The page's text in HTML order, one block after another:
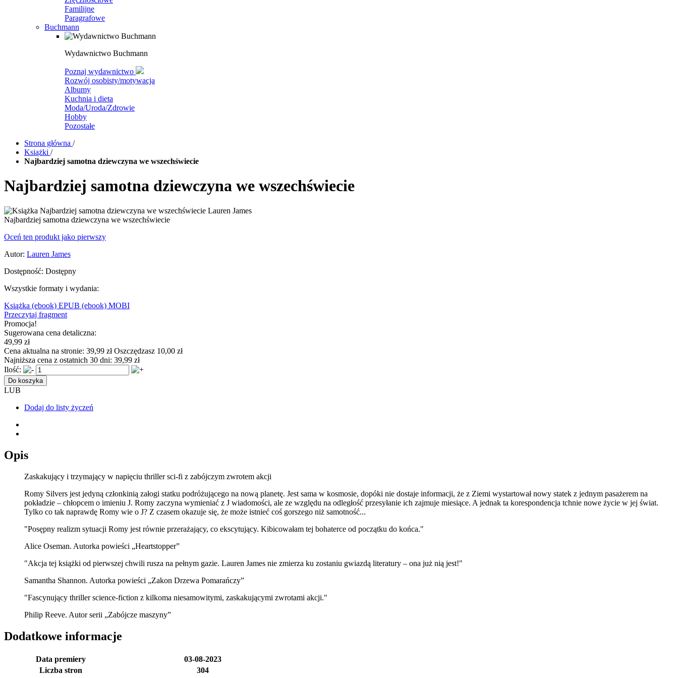
Familijne
Paragrafowe
Buchmann
Wydawnictwo Buchmann
Poznaj wydawnictwo
Rozwój osobisty/motywacja
Albumy
Kuchnia i dieta
Moda/Uroda/Zdrowie
Hobby
Pozostałe
Strona główna /
Książki /
Najbardziej samotna dziewczyna we wszechświecie
Najbardziej samotna dziewczyna we wszechświecie
Najbardziej samotna dziewczyna we wszechświecie
Oceń ten produkt jako pierwszy
Autor: Lauren James
Dostępność: Dostępny
Wszystkie formaty i wydania:
Książka (ebook) EPUB (ebook) MOBI
Przeczytaj fragment
Promocja!
Sugerowana cena detaliczna:
49,99 zł
Cena aktualna na stronie: 39,99 złOszczędzasz 10,00 zł
Najniższa cena z ostatnich 30 dni: 39,99 zł
Ilość:
Do koszyka
LUB
Dodaj do listy życzeń
Opis
Zaskakujący i trzymający w napięciu thriller sci-fi z zabójczym zwrotem akcji
Romy Silvers jest jedyną członkinią załogi statku podróżującego na nową planetę. Jest sama w kosmosie, dopóki nie dostaje informacji, że z Ziemi wystartował nowy statek z jednym pasażerem na
pokładzie – chłopcem o imieniu J. Romy zaczyna wymieniać z J wiadomości, ale ze względu na odległość przesyłanie ich zajmuje miesiące. A jednak ta korespondencja tchnie nowe życie w jej świat.
Tylko co tak naprawdę Romy wie o J? Z czasem okazuje się, że może istnieć coś gorszego niż samotność...
"Posępny realizm sytuacji Romy jest równie przerażający, co ekscytujący. Kibicowałam tej bohaterce od początku do końca."
Alice Oseman. Autorka powieści „Heartstopper”
"Akcja tej książki od pierwszej chwili rusza na pełnym gazie. Lauren James nie zmierza ku zostaniu gwiazdą literatury – ona już nią jest!"
Samantha Shannon. Autorka powieści „Zakon Drzewa Pomarańczy”
"Fascynujący thriller science-fiction z kilkoma niesamowitymi, zaskakującymi zwrotami akcji."
Philip Reeve. Autor serii „Zabójcze maszyny”
Dodatkowe informacje
Data premiery
03-08-2023
Liczba stron
304